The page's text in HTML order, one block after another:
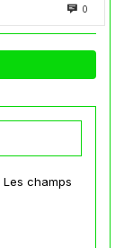
0
Les champs